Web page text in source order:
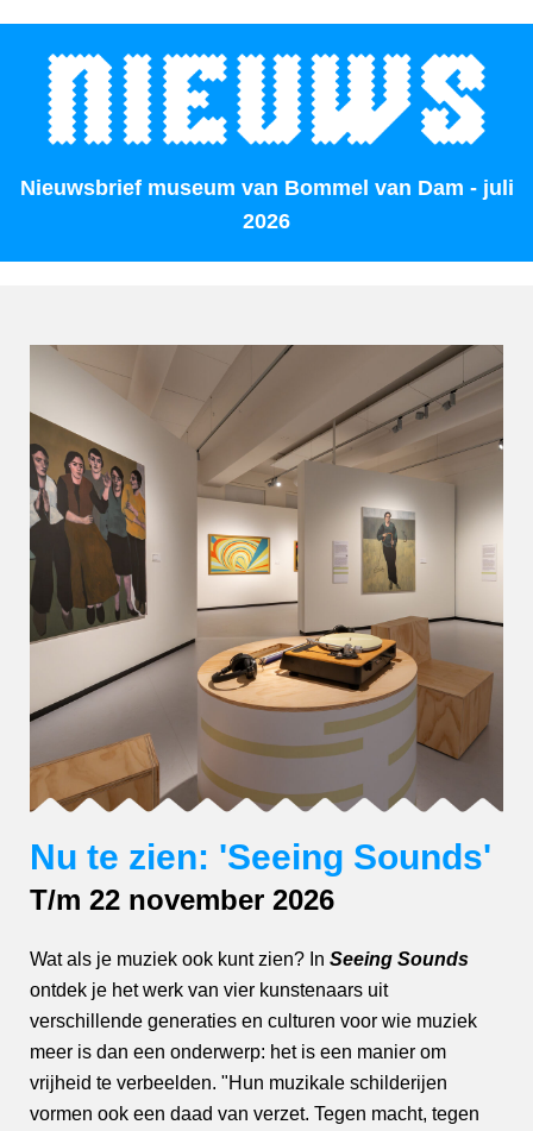
Nieuwsbrief museum van Bommel van Dam - juli
2026
Nu te zien: 'Seeing Sounds'
T/m 22 november 2026
Wat als je muziek ook kunt zien? In Seeing Sounds
ontdek je het werk van vier kunstenaars uit
verschillende generaties en culturen voor wie muziek
meer is dan een onderwerp: het is een manier om
vrijheid te verbeelden. "Hun muzikale schilderijen
vormen ook een daad van verzet. Tegen macht, tegen